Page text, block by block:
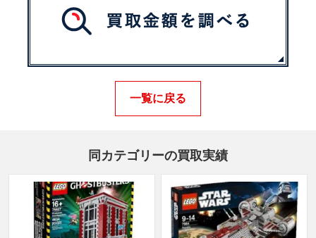
一覧に戻る
同カテゴリーの買取実績